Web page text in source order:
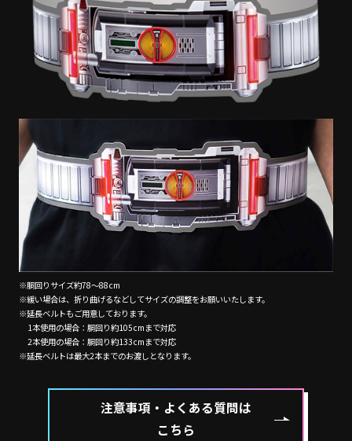
※胴回りサイズ約78～88cm
※緩い場合は、折り曲げるなどしてサイズの調整をお願いいたします。
※延長ベルトもご用意しております。
1本使用の場合：胴回り約105cmまで対応
2本使用の場合：胴回り約133cmまで対応
※延長ベルトは最大2本までのお渡しとなります。
注意事項・よくある質問は
こちら